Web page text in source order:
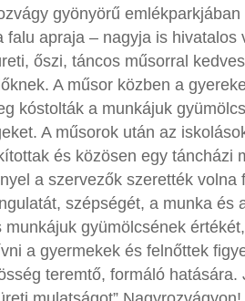
gyönyörű
falu apraja – nagyja is hivatalos
őszi, táncos műsorral
A műsor közben a
kóstolták a munkájuk
A műsorok után az
és közösen egy táncházi
a szervezők szerették
szépségét, a munka és
munkájuk gyümölcsének
a gyermekek és felnőttek
teremtő, formáló